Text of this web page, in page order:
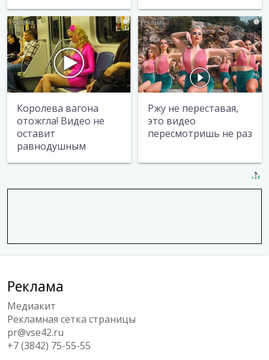
i
Королева вагона
отожгла! Видео не
оставит
равнодушным
i
Ржу не переставая,
это видео
пересмотришь не раз
Реклама
Медиакит
Рекламная сетка страницы
pr@vse42.ru
+7 (3842) 75-55-55